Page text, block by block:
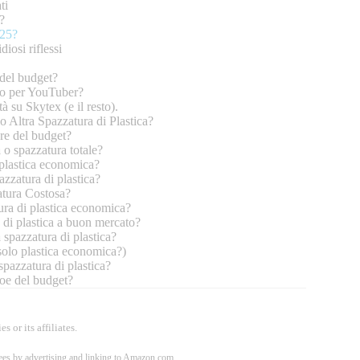
riflessi
budget?
per YouTuber?
su Skytex (e il resto).
Altra Spazzatura di Plastica?
del budget?
spazzatura totale?
economica?
di plastica?
Costosa?
di plastica economica?
plastica a buon mercato?
di plastica?
plastica economica?)
di plastica?
del budget?
or its affiliates.
by advertising and linking to Amazon.com.